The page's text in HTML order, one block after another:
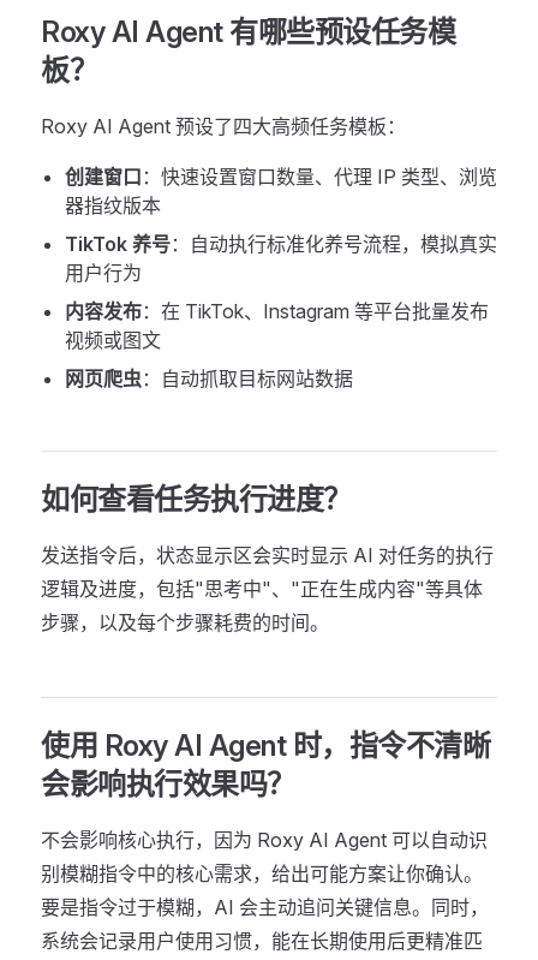
Roxy AI Agent 有哪些预设任务模
板？
Roxy AI Agent 预设了四大高频任务模板：
创建窗口 ：快速设置窗口数量、代理 IP 类型、浏览
器指纹版本
TikTok 养号：自动执行标准化养号流程，模拟真实
用户行为
内容发布：在 TikTok、Instagram 等平台批量发布
视频或图文
网页爬虫 ：自动抓取目标网站数据
如何查看任务执行进度？
发送指令后，状态显示区会实时显示 AI 对任务的执行
逻辑及进度，包括"思考中"、"正在生成内容"等具体
步骤，以及每个步骤耗费的时间。
使用 Roxy AI Agent 时，指令不清晰
会影响执行效果吗？
不会影响核心执行，因为 Roxy AI Agent 可以自动识
别模糊指令中的核心需求，给出可能方案让你确认。
要是指令过于模糊，AI 会主动追问关键信息。同时，
系统会记录用户使用习惯，能在长期使用后更精准匹